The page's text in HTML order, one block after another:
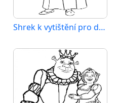
Shrek k vytištění pro děti